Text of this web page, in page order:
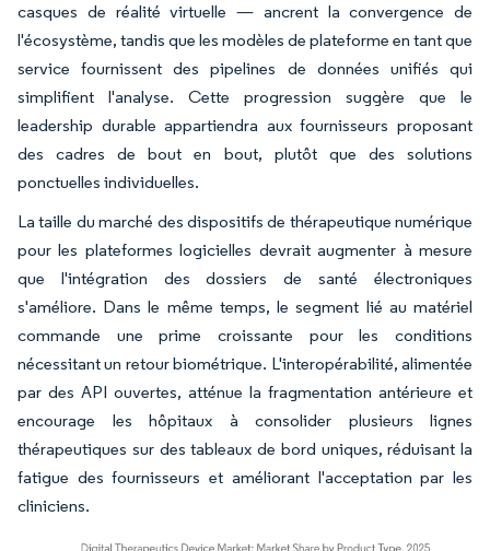
casques de réalité virtuelle — ancrent la convergence de
l'écosystème, tandis que les modèles de plateforme en tant que
service fournissent des pipelines de données unifiés qui
simplifient l'analyse. Cette progression suggère que le
leadership durable appartiendra aux fournisseurs proposant
des cadres de bout en bout, plutôt que des solutions
ponctuelles individuelles.
La taille du marché des dispositifs de thérapeutique numérique
pour les plateformes logicielles devrait augmenter à mesure
que l'intégration des dossiers de santé électroniques
s'améliore. Dans le même temps, le segment lié au matériel
commande une prime croissante pour les conditions
nécessitant un retour biométrique. L'interopérabilité, alimentée
par des API ouvertes, atténue la fragmentation antérieure et
encourage les hôpitaux à consolider plusieurs lignes
thérapeutiques sur des tableaux de bord uniques, réduisant la
fatigue des fournisseurs et améliorant l'acceptation par les
cliniciens.